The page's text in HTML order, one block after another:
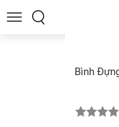
Toggle
Bình